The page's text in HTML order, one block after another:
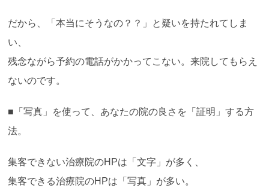
だから、「本当にそうなの？？」と疑いを持たれてしま
い、
残念ながら予約の電話がかかってこない。来院してもらえ
ないのです。
■「写真」を使って、あなたの院の良さを「証明」する方
法。
集客できない治療院のHPは「文字」が多く、
集客できる治療院のHPは「写真」が多い。